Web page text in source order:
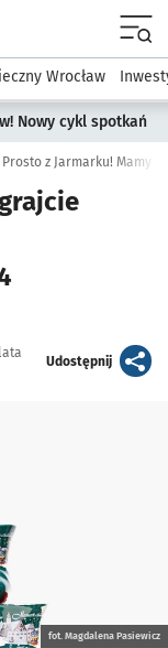
Dla mieszkańca
Wrocław
Nowy cykl spotkań
Prosto z Jarmarku! Mamy
Udostępnijartykuł
fot. Magdalena Pasiewicz